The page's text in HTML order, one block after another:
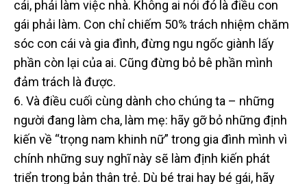
cái, phải làm việc nhà. Không ai nói đó là điều con
gái phải làm. Con chỉ chiếm 50% trách nhiệm chăm
sóc con cái và gia đình, đừng ngu ngốc giành lấy
phần còn lại của ai. Cũng đừng bỏ bê phần mình
đảm trách là được.
6. Và điều cuối cùng dành cho chúng ta – những
người đang làm cha, làm mẹ: hãy gỡ bỏ những định
kiến về “trọng nam khinh nữ” trong gia đình mình vì
chính những suy nghĩ này sẽ làm định kiến phát
triển trong bản thân trẻ. Dù bé trai hay bé gái, hãy